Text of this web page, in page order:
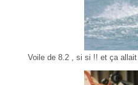
Voile de 8.2 , si si !! et ça